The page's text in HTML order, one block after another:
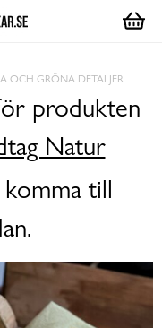
OCH GRÖNA DETALJER
produkten
Natur
till